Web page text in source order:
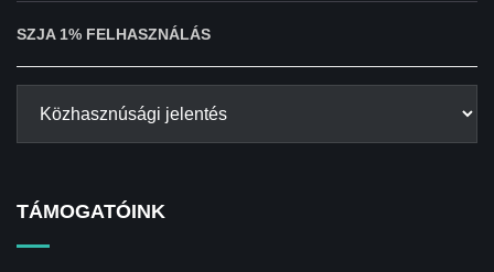
SZJA 1% FELHASZNÁLÁS
TÁMOGATÓINK